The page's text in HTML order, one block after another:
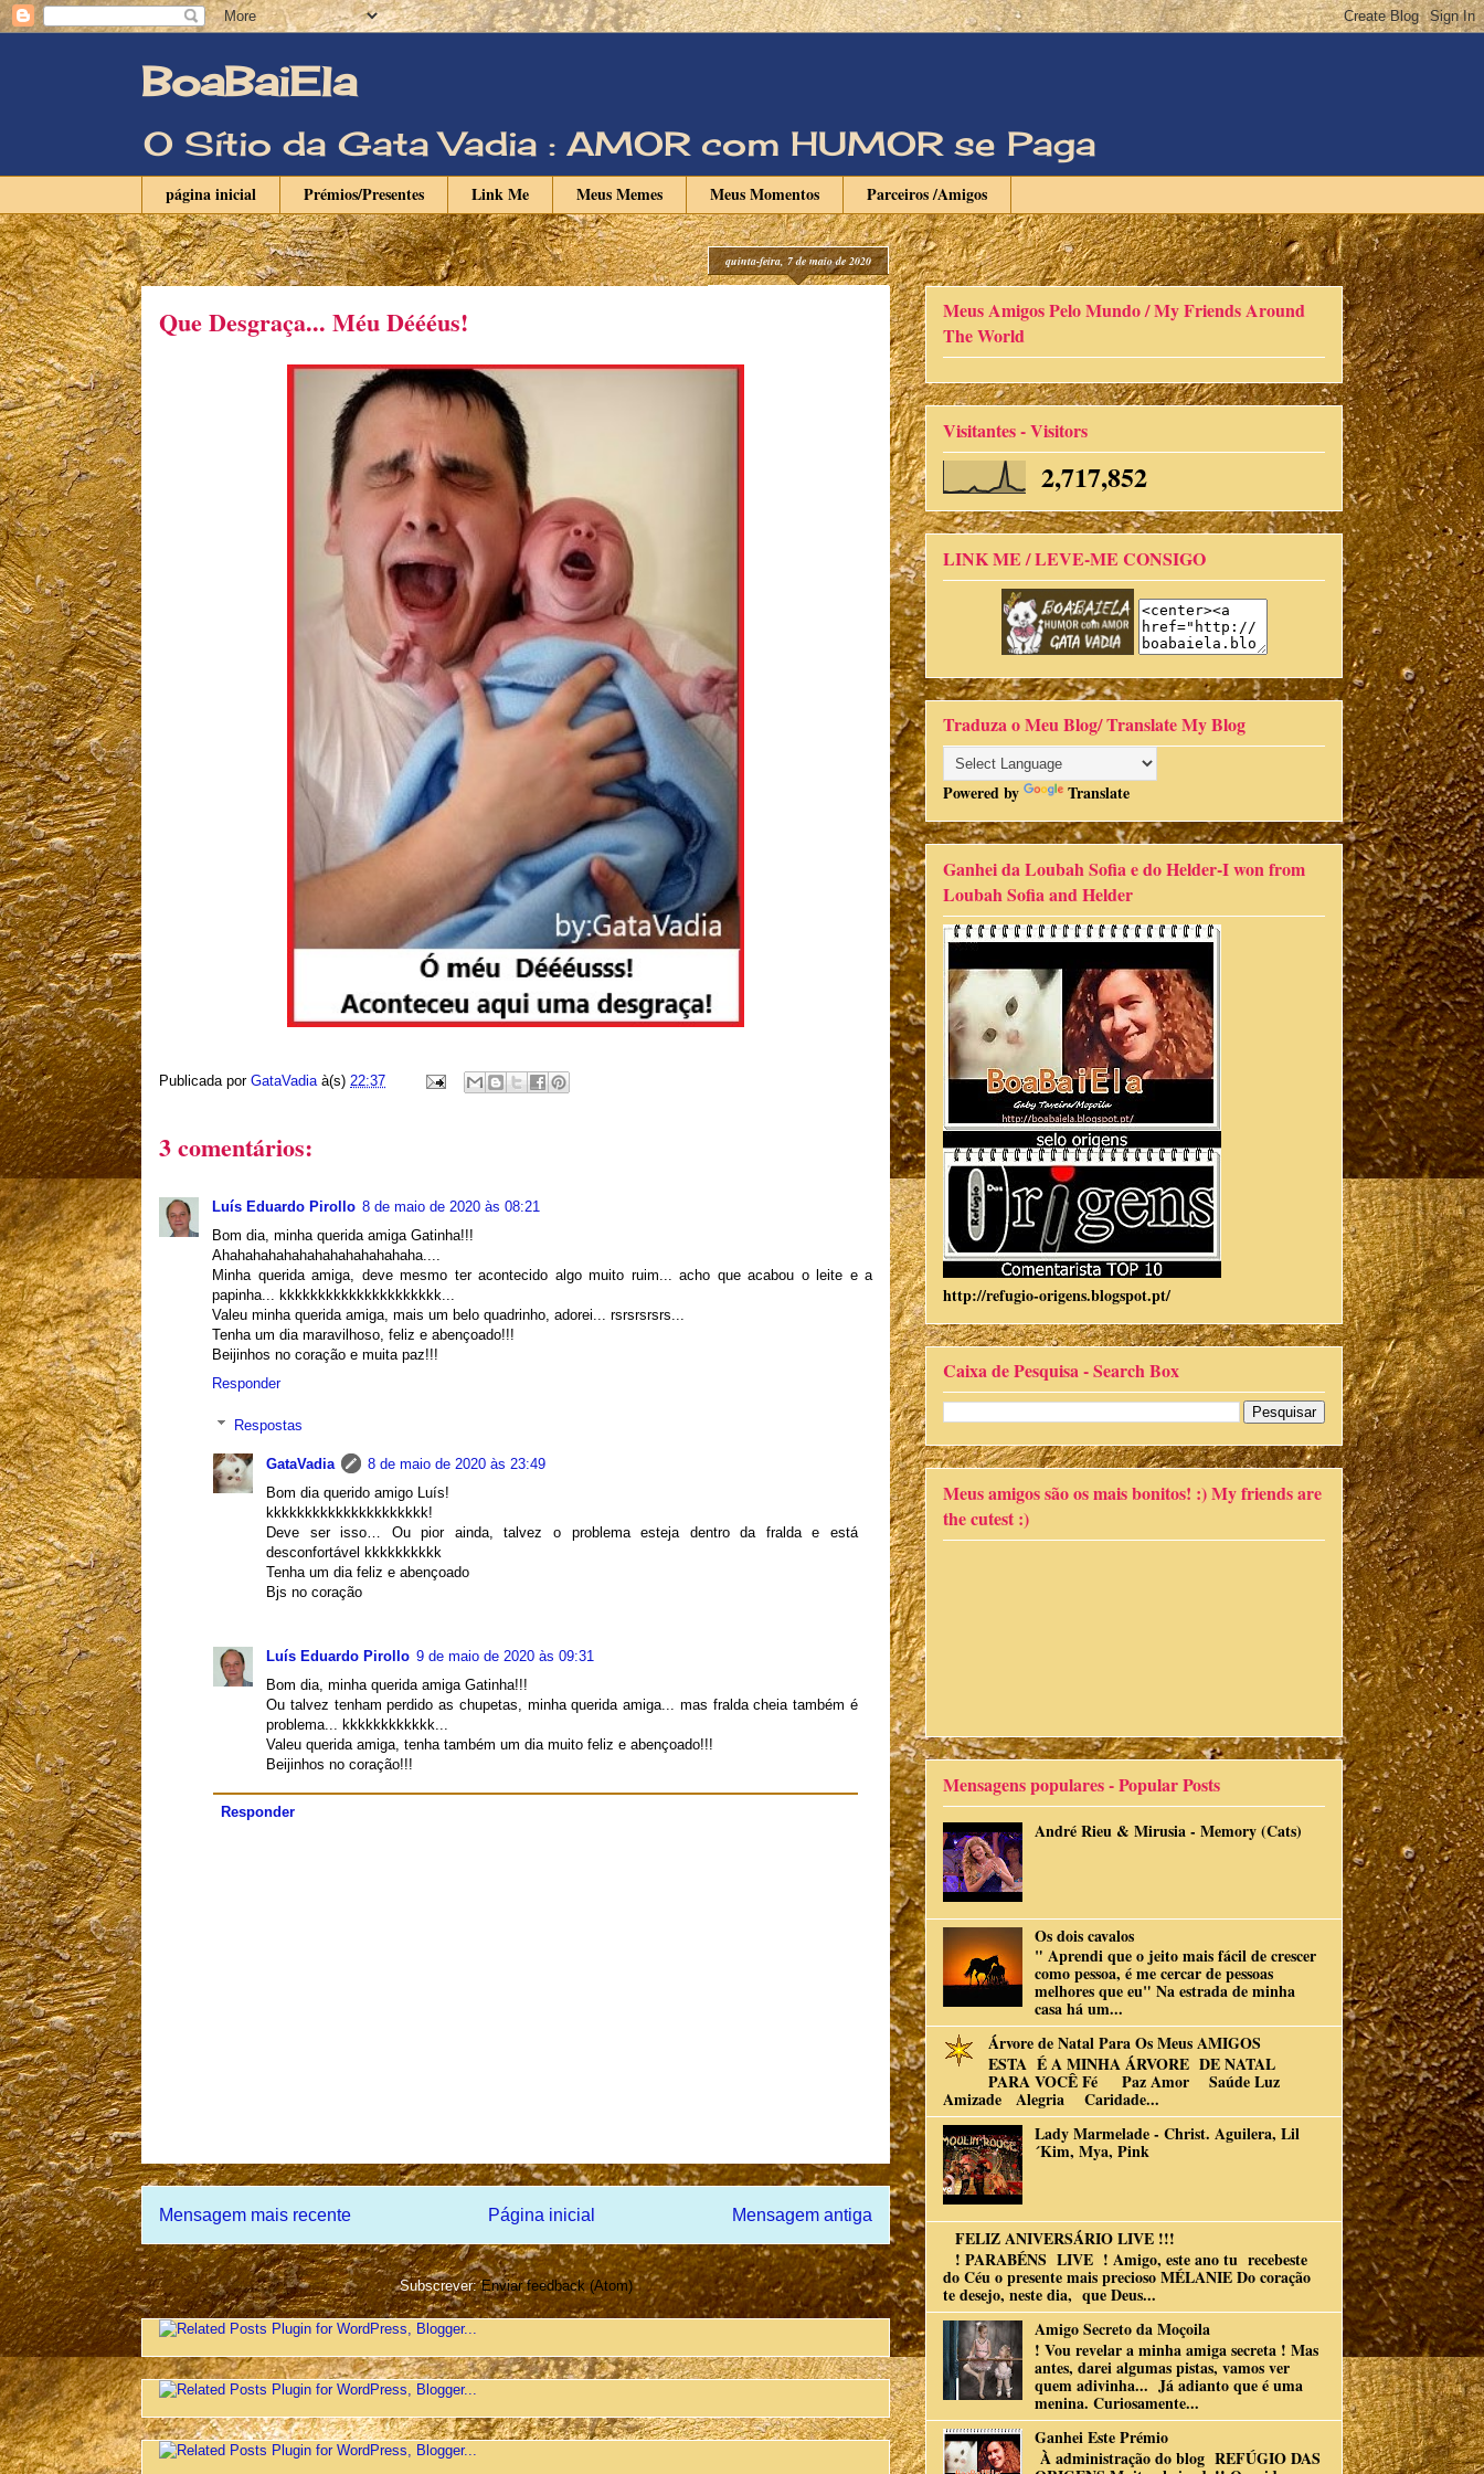
BoaBaiEla
O Sítio da Gata Vadia : AMOR com HUMOR se Paga
página inicial Prémios/Presentes Link Me Meus Memes Meus Momentos Parceiros /Amigos
quinta-feira, 7 de maio de 2020
Que Desgraça... Méu Déééus!
Publicada por GataVadia à(s) 22:37
3 comentários:
Luís Eduardo Pirollo 8 de maio de 2020 às 08:21
Bom dia, minha querida amiga Gatinha!!!
Ahahahahahahahahahahahahaha....
Minha querida amiga, deve mesmo ter acontecido algo muito ruim... acho que acabou o leite e a
papinha... kkkkkkkkkkkkkkkkkkkkk...
Valeu minha querida amiga, mais um belo quadrinho, adorei... rsrsrsrsrs...
Tenha um dia maravilhoso, feliz e abençoado!!!
Beijinhos no coração e muita paz!!!
Responder
Respostas
GataVadia
8 de maio de 2020 às 23:49
Bom dia querido amigo Luís!
kkkkkkkkkkkkkkkkkkkkk!
Deve ser isso… Ou pior ainda, talvez o problema esteja dentro da fralda e está
desconfortável kkkkkkkkkk
Tenha um dia feliz e abençoado
Bjs no coração
Luís Eduardo Pirollo 9 de maio de 2020 às 09:31
Bom dia, minha querida amiga Gatinha!!!
Ou talvez tenham perdido as chupetas, minha querida amiga... mas fralda cheia também é
problema... kkkkkkkkkkkk...
Valeu querida amiga, tenha também um dia muito feliz e abençoado!!!
Beijinhos no coração!!!
Responder
Mensagem mais recente Mensagem antiga
Página inicial
Subscrever:Enviar feedback (Atom)
Meus Amigos Pelo Mundo / My Friends Around
The World
Visitantes - Visitors
2,717,852
LINK ME / LEVE-ME CONSIGO
Traduza o Meu Blog/ Translate My Blog
Powered by Translate
Ganhei da Loubah Sofia e do Helder-I won from
Loubah Sofia and Helder
http://refugio-origens.blogspot.pt/
Caixa de Pesquisa - Search Box
Meus amigos são os mais bonitos! :) My friends are
the cutest :)
Mensagens populares - Popular Posts
André Rieu & Mirusia - Memory (Cats)
Os dois cavalos
" Aprendi que o jeito mais fácil de crescer
como pessoa, é me cercar de pessoas
melhores que eu" Na estrada de minha
casa há um...
Árvore de Natal Para Os Meus AMIGOS
ESTA É A MINHA ÁRVORE DE NATAL
PARA VOCÊ Fé Paz Amor Saúde Luz
Amizade Alegria Caridade...
Lady Marmelade - Christ. Aguilera, Lil
´Kim, Mya, Pink
FELIZ ANIVERSÁRIO LIVE !!!
! PARABÉNS LIVE ! Amigo, este ano tu recebeste
do Céu o presente mais precioso MÉLANIE Do coração
te desejo, neste dia, que Deus...
Amigo Secreto da Moçoila
! Vou revelar a minha amiga secreta ! Mas
antes, darei algumas pistas, vamos ver
quem adivinha... Já adianto que é uma
menina. Curiosamente...
Ganhei Este Prémio
À administração do blog REFÚGIO DAS